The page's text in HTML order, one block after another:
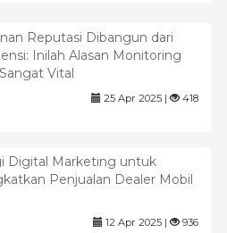
Reputasi Dibangun dari
Inilah Alasan Monitoring
Vital
25 Apr 2025 | 418
Digital Marketing untuk
Penjualan Dealer Mobil
12 Apr 2025 | 936